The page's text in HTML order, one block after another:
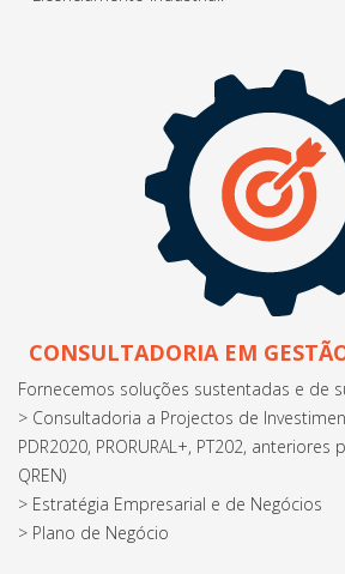
CONSULTADORIA EM
Fornecemos soluções sustentadas e de
> Consultadoria a Projectos de
PDR2020, PRORURAL+, PT202,
QREN)
> Estratégia Empresarial e de Negócios
> Plano de Negócio